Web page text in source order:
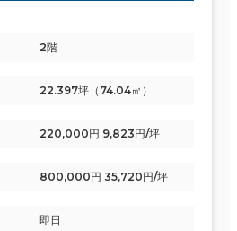
2階
22.397坪（74.04㎡）
220,000円 9,823円/坪
800,000円 35,720円/坪
即日